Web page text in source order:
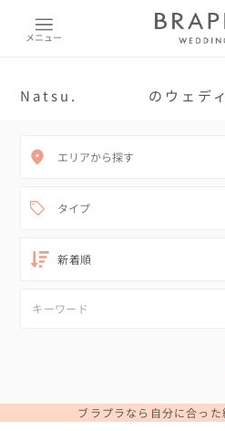
メニュー
Natsu. のウェディン
エリアから探す
タイプ
ブラプラなら自分に合った